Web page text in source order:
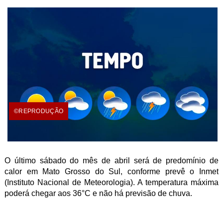
©REPRODUÇÃO
O último sábado do mês de abril será de predomínio de
calor em Mato Grosso do Sul, conforme prevê o Inmet
(Instituto Nacional de Meteorologia). A temperatura máxima
poderá chegar aos 36°C e não há previsão de chuva.